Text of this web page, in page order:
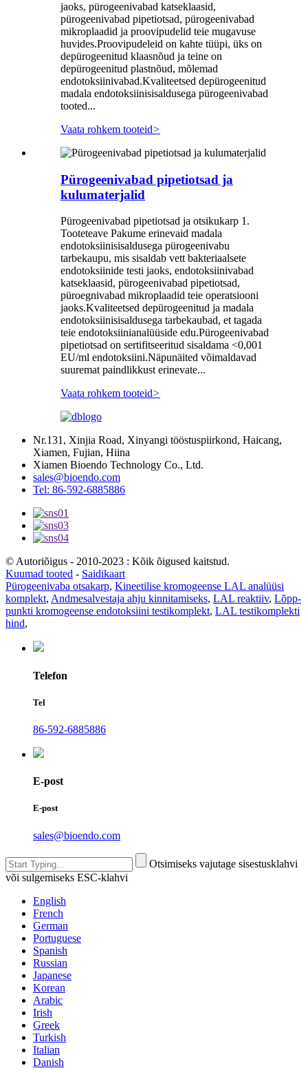
jaoks, pürogeenivabad katseklaasid,
pürogeenivabad pipetiotsad, pürogeenivabad
mikroplaadid ja proovipudelid teie mugavuse
huvides.Proovipudeleid on kahte tüüpi, üks on
depürogeenitud klaasnõud ja teine ​​on
depürogeenitud plastnõud, mõlemad
endotoksiinivabad.Kvaliteetsed depürogeenitud
madala endotoksiinisisaldusega pürogeenivabad
tooted...
Vaata rohkem tooteid>
Pürogeenivabad pipetiotsad ja
kulumaterjalid
Pürogeenivabad pipetiotsad ja otsikukarp 1.
Tooteteave Pakume erinevaid madala
endotoksiinisisaldusega pürogeenivabu
tarbekaupu, mis sisaldab vett bakteriaalsete
endotoksiinide testi jaoks, endotoksiinivabad
katseklaasid, pürogeenivabad pipetiotsad,
püroegnivabad mikroplaadid teie operatsiooni
jaoks.Kvaliteetsed depürogeenitud ja madala
endotoksiinisisaldusega tarbekaubad, et tagada
teie endotoksiinianalüüside edu.Pürogeenivabad
pipetiotsad on sertifitseeritud sisaldama <0,001
EU/ml endotoksiini.Näpunäited võimaldavad
suuremat paindlikkust erinevate...
Vaata rohkem tooteid>
Nr.131, Xinjia Road, Xinyangi tööstuspiirkond, Haicang,
Xiamen, Fujian, Hiina
Xiamen Bioendo Technology Co., Ltd.
sales@bioendo.com
Tel: 86-592-6885886
© Autoriõigus - 2010-2023 : Kõik õigused kaitstud.
Kuumad tooted - Saidikaart
Pürogeenivaba otsakarp, Kineetilise kromogeense LAL analüüsi
komplekt, Andmesalvestaja ahju kinnitamiseks, LAL reaktiiv, Lõpp-
punkti kromogeense endotoksiini testikomplekt, LAL testikomplekti
hind,
Telefon
Tel
86-592-6885886
E-post
E-post
sales@bioendo.com
Otsimiseks vajutage sisestusklahvi
või sulgemiseks ESC-klahvi
English
French
German
Portuguese
Spanish
Russian
Japanese
Korean
Arabic
Irish
Greek
Turkish
Italian
Danish